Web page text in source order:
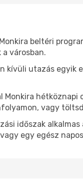
beltéri
városban.
kívüli utazás egyik
Monkira
vagy
időszak
egy egész